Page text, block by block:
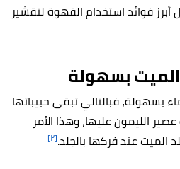
فوائد استخدام القهوة لتقشير
بسهولة
بسهولة، فبالتالي تبقى حبيباتها
الليمون عليها، وهذا الأمر
الميت عند فركها بالجلد.[٢]